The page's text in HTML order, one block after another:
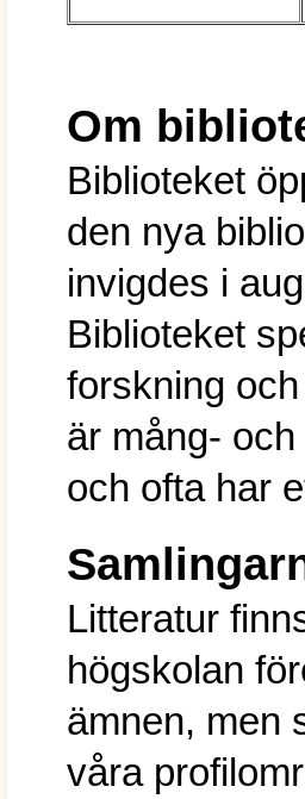
Om
Biblioteket
den nya
invigdes i
Biblioteket
forskning
är mång-
och ofta har
Litteratur
högskolan
ämnen, men
våra